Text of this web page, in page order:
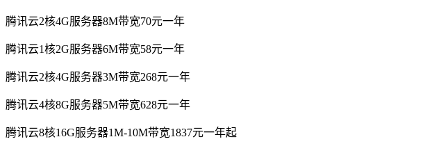
腾讯云2核4G服务器8M带宽70元一年
腾讯云1核2G服务器6M带宽58元一年
腾讯云2核4G服务器3M带宽268元一年
腾讯云4核8G服务器5M带宽628元一年
腾讯云8核16G服务器1M-10M带宽1837元一年起